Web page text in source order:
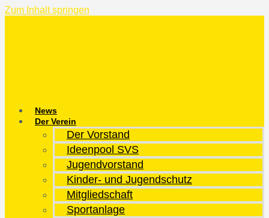
Zum Inhalt springen
News
Der Verein
Der Vorstand
Ideenpool SVS
Jugendvorstand
Kinder- und Jugendschutz
Mitgliedschaft
Sportanlage